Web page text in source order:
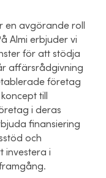
en avgörande roll
Almi erbjuder vi
för att stödja
affärsrådgivning
företag
till
i deras
finansiering
och
investera i